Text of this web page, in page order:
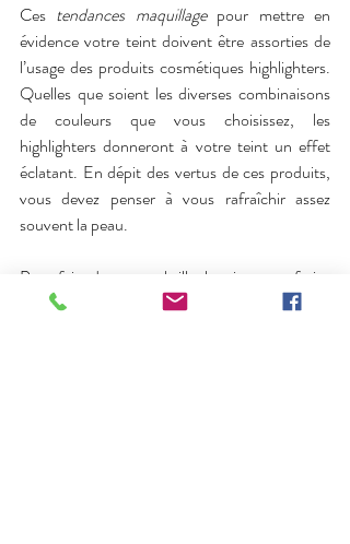
Ces tendances maquillage pour mettre en
évidence votre teint doivent être assorties de
l’usage des produits cosmétiques highlighters.
Quelles que soient les diverses combinaisons
de couleurs que vous choisissez, les
highlighters donneront à votre teint un effet
éclatant. En dépit des vertus de ces produits,
vous devez penser à vous rafraîchir assez
souvent la peau.
Pour faire davantage briller le teint, vous feriez
mieux d’harmoniser les différentes touches